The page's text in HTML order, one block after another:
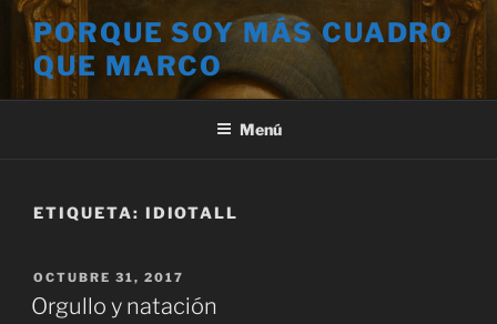
Saltar
contenido
PORQUE SOY MÁS CUADRO
QUE MARCO
Menú
ETIQUETA: IDIOTALL
PUBLICADO
EL
OCTUBRE 31, 2017
Orgullo y natación